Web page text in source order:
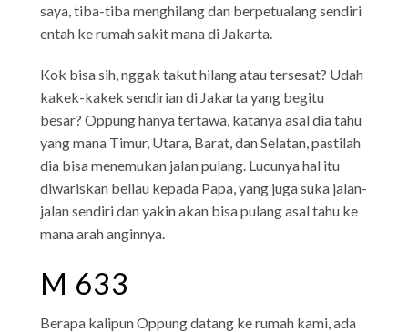
saya, tiba-tiba menghilang dan berpetualang sendiri
entah ke rumah sakit mana di Jakarta.
Kok bisa sih, nggak takut hilang atau tersesat? Udah
kakek-kakek sendirian di Jakarta yang begitu
besar? Oppung hanya tertawa, katanya asal dia tahu
yang mana Timur, Utara, Barat, dan Selatan, pastilah
dia bisa menemukan jalan pulang. Lucunya hal itu
diwariskan beliau kepada Papa, yang juga suka jalan-
jalan sendiri dan yakin akan bisa pulang asal tahu ke
mana arah anginnya.
M 633
Berapa kalipun Oppung datang ke rumah kami, ada